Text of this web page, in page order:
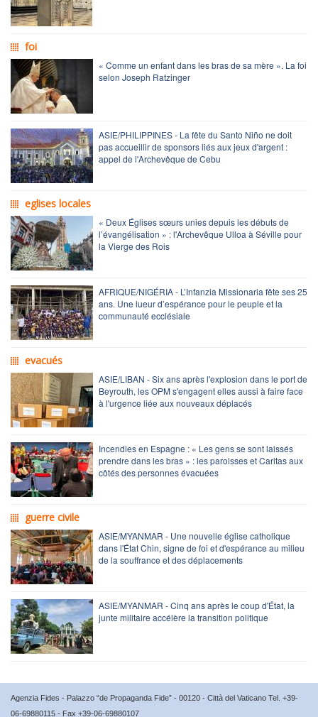
foi
« Comme un enfant dans les bras de sa mère ». La foi
selon Joseph Ratzinger
ASIE/PHILIPPINES - La fête du Santo Niño ne doit
pas accueillir de sponsors liés aux jeux d'argent :
appel de l'Archevêque de Cebu
eglises locales
« Deux Églises sœurs unies depuis les débuts de
l’évangélisation » : l'Archevêque Ulloa à Séville pour
la Vierge des Rois
AFRIQUE/NIGÉRIA - L’Infanzia Missionaria fête ses 25
ans. Une lueur d’espérance pour le peuple et la
communauté ecclésiale
evacués
ASIE/LIBAN - Six ans après l'explosion dans le port de
Beyrouth, les OPM s'engagent elles aussi à faire face
à l'urgence liée aux nouveaux déplacés
Incendies en Espagne : « Les gens se sont laissés
prendre dans les bras » : les paroisses et Caritas aux
côtés des personnes évacuées
guerre civile
ASIE/MYANMAR - Une nouvelle église catholique
dans l'État Chin, signe de foi et d'espérance au milieu
de la souffrance et des déplacements
ASIE/MYANMAR - Cinq ans après le coup d'État, la
junte militaire accélère la transition politique
Agenzia Fides - Palazzo “de Propaganda Fide” - 00120 - Città del Vaticano Tel. +39-
06-69880115 - Fax +39-06-69880107